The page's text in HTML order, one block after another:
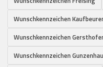
Wunschkennzeichen
Wunschkennzeichen
Wunschkennzeichen